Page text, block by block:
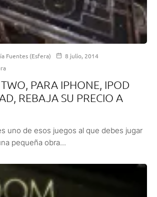
Fuentes (Esfera)
8 julio, 2014
PARA IPHONE, IPOD
REBAJA SU PRECIO A
uno de esos juegos al que debes jugar
pequeña obra...